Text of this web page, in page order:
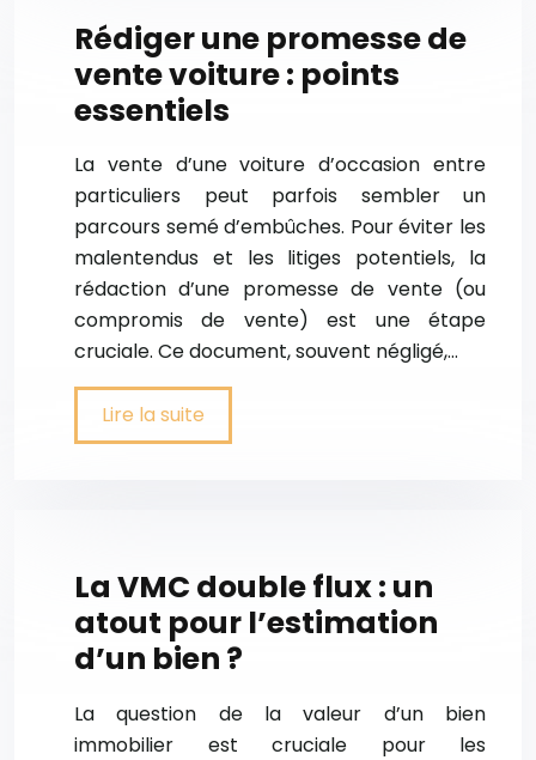
Rédiger une promesse de
vente voiture : points
essentiels
La vente d’une voiture d’occasion entre
particuliers peut parfois sembler un
parcours semé d’embûches. Pour éviter les
malentendus et les litiges potentiels, la
rédaction d’une promesse de vente (ou
compromis de vente) est une étape
cruciale. Ce document, souvent négligé,…
Lire la suite
La VMC double flux : un
atout pour l’estimation
d’un bien ?
La question de la valeur d’un bien
immobilier est cruciale pour les